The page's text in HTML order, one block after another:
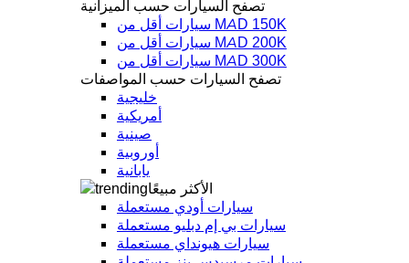
تصفح السيارات حسب الميزانية
سيارات أقل من MAD 150K
سيارات أقل من MAD 200K
سيارات أقل من MAD 300K
تصفح السيارات حسب المواصفات
خليجية
أمريكية
صينية
أوروبية
يابانية
الأكثر مبيعًا
سيارات أودي مستعملة
سيارات بي إم دبليو مستعملة
سيارات هيونداي مستعملة